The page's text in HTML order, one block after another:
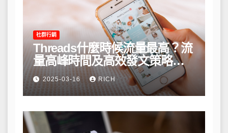
社群行銷
Threads什麼時候流量最高？流
量高峰時間及高效發文策略攻
略2025-03-16 RICH